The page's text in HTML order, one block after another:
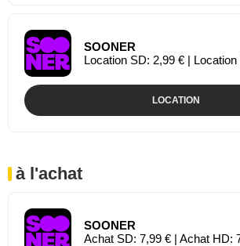
SOONER
Location SD: 2,99 € |
LOCATION
à l'achat
SOONER
Achat SD: 7,99 € | Achat HD: